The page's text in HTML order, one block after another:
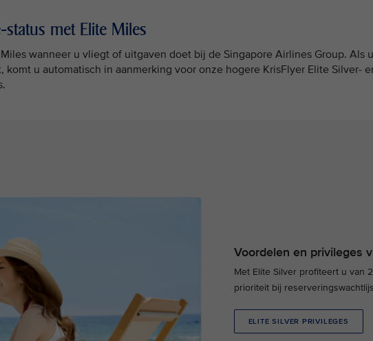
status met Elite Miles
wanneer u vliegt of uitgaven doet bij de Singapore Airlines Group. Als u
u automatisch in aanmerking voor onze hogere KrisFlyer Elite Silver-
Voordelen en privileges
Met Elite Silver profiteert u van
prioriteit bij
ELITE SILVER PRIVILEGES